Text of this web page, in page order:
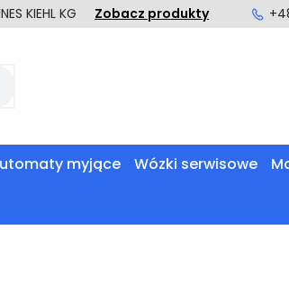
KIEHL KG Zobacz produkty
myjące Wózki serwisowe